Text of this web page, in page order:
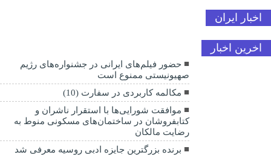
اخبار ایران
اخرین اخبار
حضور فیلم‌های ایرانی در جشنواره‌های رژیم
صهیونیستی ممنوع است
مکالمه کاربردی در سفارت (10)
موافقت شورایی‌ها با استقرار ناشران و
کتابفروشان در ساختمان‌های مسکونی منوط به
رضایت مالکان
برنده بزرگترین جایزه ادبی روسیه معرفی شد